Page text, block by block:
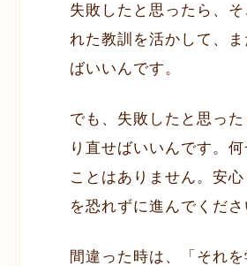
失敗したと思ったら、
れた教訓を活かして、
ばいいんです。
でも、失敗したと思っ
り直せばいいんです。
ことはありません。安
を恐れずに進んでくださ
間違った時は、「それ